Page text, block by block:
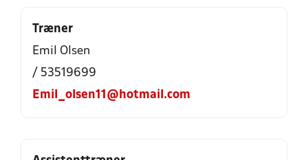
Træner
Emil Olsen
/ 53519699
Emil_olsen11@hotmail.com